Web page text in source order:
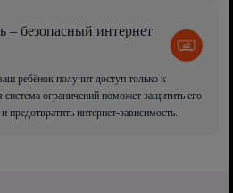
– безопасный интернет
ребёнок получит доступ только к
ограничений поможет защитить его
интернет-зависимость.